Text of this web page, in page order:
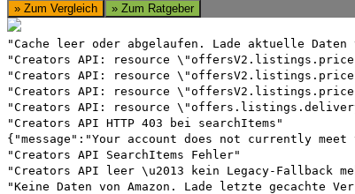
» Zum Vergleich
» Zum Ratgeber
"Cache leer oder abgelaufen. Lade aktuelle Daten
"Creators API: resource
"Creators API: resource
"Creators API: resource
"Creators API: resource
"Creators API HTTP 403 bei searchItems"
{"message":"Your account does not currently
"Creators API SearchItems Fehler"
"Creators API leer \u2013 kein Legacy-Fallback
"Keine Daten von Amazon. Lade letzte gecachte